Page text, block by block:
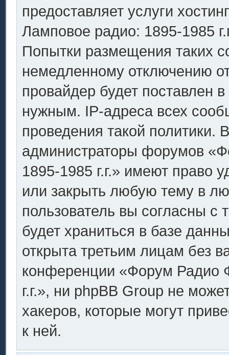
предоставляет услуги
Ламповое радио: 1895-1985
Попытки размещения таких
немедленному отключению
провайдер будет поставлен
нужным. IP-адреса всех
проведения такой политики.
администраторы форумов
1895-1985 г.г.» имеют право
или закрыть любую тему в
пользователь вы согласны
будет храниться в базе
открыта третьим лицам без
конференции «Форум Радио
г.г.», ни phpBB Group не
хакеров, которые могут
к ней.